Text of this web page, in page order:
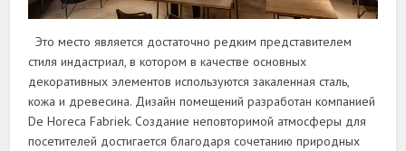
Это место является достаточно редким представителем
стиля индастриал, в котором в качестве основных
декоративных элементов используются закаленная сталь,
кожа и древесина. Дизайн помещений разработан компанией
De Horeca Fabriek. Создание неповторимой атмосферы для
посетителей достигается благодаря сочетанию природных